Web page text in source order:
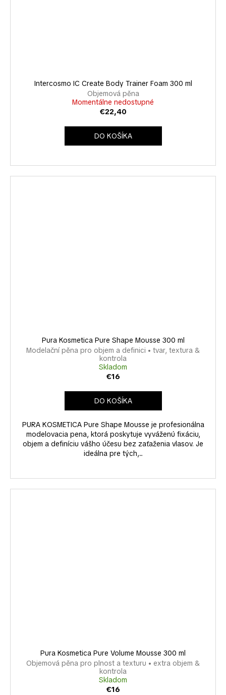
Intercosmo IC Create Body Trainer Foam 300 ml
Objemová pěna
Momentálne nedostupné
€22,40
DO KOŠÍKA
Pura Kosmetica Pure Shape Mousse 300 ml
Modelační pěna pro objem a definici • tvar, textura &
kontrola
Skladom
€16
DO KOŠÍKA
PURA KOSMETICA Pure Shape Mousse je profesionálna
modelovacia pena, ktorá poskytuje vyváženú fixáciu,
objem a definíciu vášho účesu bez zaťaženia vlasov. Je
ideálna pre tých,...
Pura Kosmetica Pure Volume Mousse 300 ml
Objemová pěna pro plnost a texturu • extra objem &
kontrola
Skladom
€16